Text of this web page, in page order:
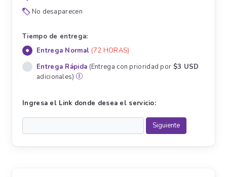
No desaparecen
Tiempo de entrega:
Entrega Normal (72 HORAS)
Entrega Rápida (Entrega con prioridad por $3 USD
adicionales)
Ingresa el Link donde desea el servicio: